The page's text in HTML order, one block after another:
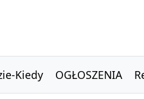
Kiedy OGŁOSZENIA